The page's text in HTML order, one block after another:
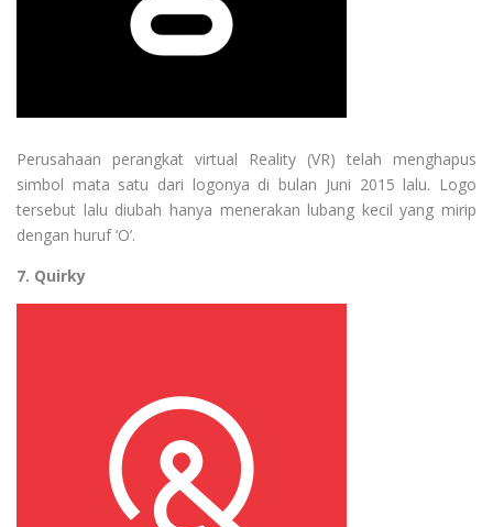
Perusahaan perangkat virtual Reality (VR) telah menghapus
simbol mata satu dari logonya di bulan Juni 2015 lalu. Logo
tersebut lalu diubah hanya menerakan lubang kecil yang mirip
dengan huruf ‘O’.
7. Quirky